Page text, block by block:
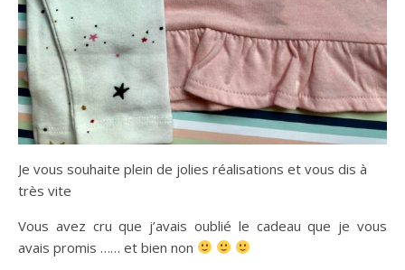
Je vous souhaite plein de jolies réalisations et vous dis à
très vite
Vous avez cru que j’avais oublié le cadeau que je vous
avais promis …… et bien non